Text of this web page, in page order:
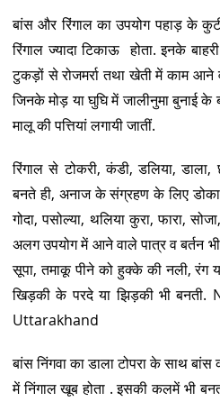
बांस और रिंगाल का उपयोग पहाड़ के
रिंगाल ज्यादा टिकाऊ होता. इनके
टुकड़ों से रोजमर्रा तथा खेती में काम आने
जिनके मोड़ या घुघि में जालीनुमा बुनाई
मालू की पत्तियां लगायी जातीं.
रिंगाल से टोकरी, कंडी, डलिया, डाला,
बनते ही, अनाज के संग्रहण के लिए
गोदा, पसोल्या, थलिया कुरा, फारा,
अलग उपयोग में आने वाले पात्र व बर्तन
सूपा, तमाकू पीने को हुक्के की नली, रंग
खिड़की के परदे या झिड़की भी
Uttarakhand
बांस निंगवा का डाला टोपरा के साथ बांस
में निंगाल खूब होता . इसकी कलमें भी